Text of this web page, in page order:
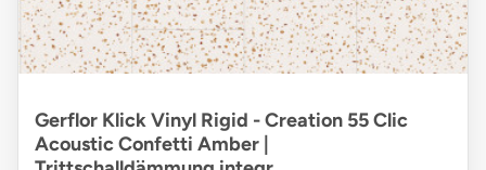
Gerflor Klick Vinyl Rigid - Creation 55 Clic
Acoustic Confetti Amber |